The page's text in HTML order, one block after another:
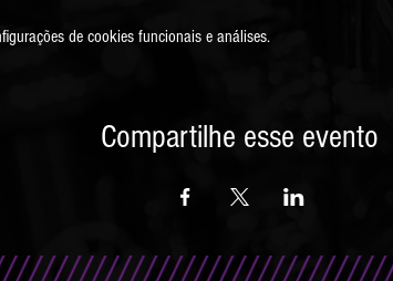
de cookies funcionais e análises.
Compartilhe esse evento